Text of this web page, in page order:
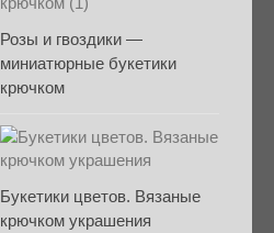
Розы и гвоздики —
миниатюрные букетики
крючком
Букетики цветов. Вязаные
крючком украшения